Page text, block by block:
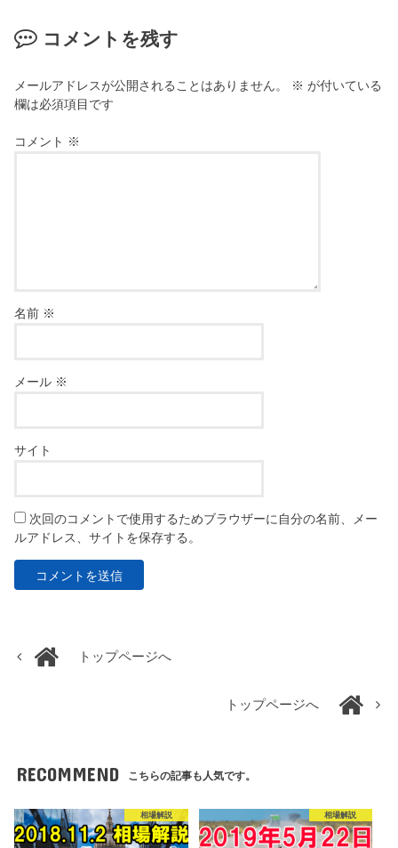
コメントを残す
メールアドレスが公開されることはありません。 ※ が付いている
欄は必須項目です
コメント ※
名前 ※
メール ※
サイト
次回のコメントで使用するためブラウザーに自分の名前、メー
ルアドレス、サイトを保存する。
トップページへ
トップページへ
RECOMMEND こちらの記事も人気です。
相場解説 相場解説